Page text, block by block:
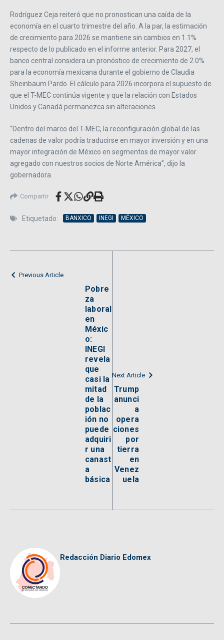
Rodríguez Ceja reiteró que no pronostican una caída de la
economía en el cuarto trimestre del año. A la par, la estimación
de crecimiento para 2026 se mantiene sin cambios en 1.1%
respecto de lo publicado en el informe anterior. Para 2027, el
banco central considera un pronóstico de crecimiento de 2.0%
para la economía mexicana durante el gobierno de Claudia
Sheinbaum Pardo. El cálculo para 2026 incorpora el supuesto de
que el T-MEC continúa vigente y que la relación con Estados
Unidos y Canadá permanezca sin alteraciones.
“Dentro del marco del T-MEC, la reconfiguración global de las
cadenas de valor podría traducirse en mayor inversión y en una
mayor integración de México en segmentos de mayor valor
agregado con nuestros socios de Norte América”, dijo la
gobernadora.
Compartir
Etiquetado: BANXICO INEGI MÉXICO
Previous Article
Pobre
za
laboral
en
Méxic
o:
INEGI
revela
que
casi la
mitad
de la
poblac
ión no
puede
adquiri
r una
canast
a
básica
Next Article
Trump
anunci
a
opera
ciones
por
tierra
en
Venez
uela
Redacción Diario Edomex